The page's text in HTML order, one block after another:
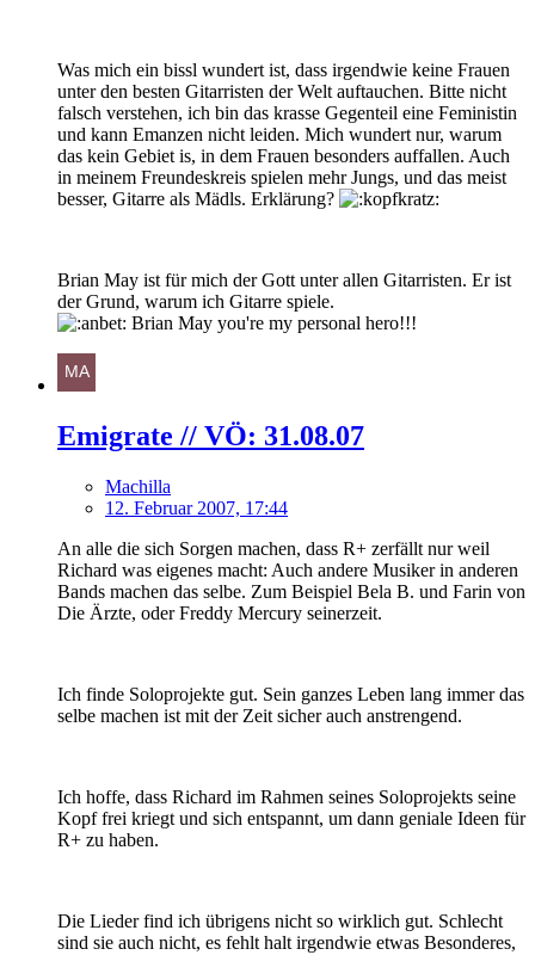
Was mich ein bissl wundert ist, dass irgendwie keine Frauen
unter den besten Gitarristen der Welt auftauchen. Bitte nicht
falsch verstehen, ich bin das krasse Gegenteil eine Feministin
und kann Emanzen nicht leiden. Mich wundert nur, warum
das kein Gebiet is, in dem Frauen besonders auffallen. Auch
in meinem Freundeskreis spielen mehr Jungs, und das meist
besser, Gitarre als Mädls. Erklärung?
Brian May ist für mich der Gott unter allen Gitarristen. Er ist
der Grund, warum ich Gitarre spiele.
Brian May you're my personal hero!!!
Emigrate // VÖ: 31.08.07
Machilla
12. Februar 2007, 17:44
An alle die sich Sorgen machen, dass R+ zerfällt nur weil
Richard was eigenes macht: Auch andere Musiker in anderen
Bands machen das selbe. Zum Beispiel Bela B. und Farin von
Die Ärzte, oder Freddy Mercury seinerzeit.
Ich finde Soloprojekte gut. Sein ganzes Leben lang immer das
selbe machen ist mit der Zeit sicher auch anstrengend.
Ich hoffe, dass Richard im Rahmen seines Soloprojekts seine
Kopf frei kriegt und sich entspannt, um dann geniale Ideen für
R+ zu haben.
Die Lieder find ich übrigens nicht so wirklich gut. Schlecht
sind sie auch nicht, es fehlt halt irgendwie etwas Besonderes,